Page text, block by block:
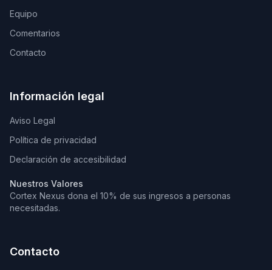
Equipo
Comentarios
Contacto
Información legal
Aviso Legal
Política de privacidad
Declaración de accesibilidad
Nuestros Valores
Cortex Nexus dona el 10% de sus ingresos a personas
necesitadas.
Contacto